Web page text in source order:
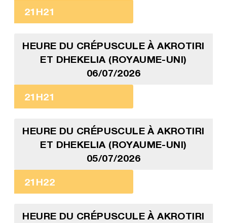
21H21
HEURE DU CRÉPUSCULE À AKROTIRI
ET DHEKELIA (ROYAUME-UNI)
06/07/2026
21H21
HEURE DU CRÉPUSCULE À AKROTIRI
ET DHEKELIA (ROYAUME-UNI)
05/07/2026
21H22
HEURE DU CRÉPUSCULE À AKROTIRI